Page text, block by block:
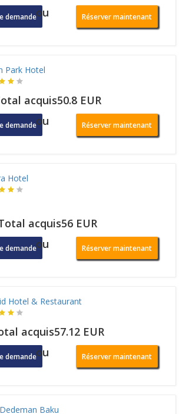
demandeou Réserver maintenant
Park Hotel
acquis50.8 EUR
demandeou Réserver maintenant
Hotel
acquis56 EUR
demandeou Réserver maintenant
Hotel & Restaurant
acquis57.12 EUR
demandeou Réserver maintenant
Baku